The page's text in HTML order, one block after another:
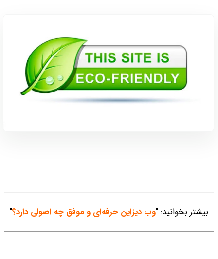
بیشتر بخوانید: "وب دیزاین حرفه‌ای و موفق چه اصولی دارد؟"